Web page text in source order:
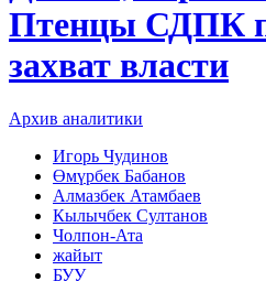
Птенцы СДПК
захват власти
Архив аналитики
Игорь Чудинов
Өмүрбек Бабанов
Алмазбек Атамбаев
Кылычбек Султанов
Чолпон-Ата
жайыт
БУУ